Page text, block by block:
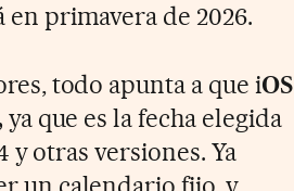
primavera de 2026.
todo apunta a que iOS
ya que es la fecha elegida
y otras versiones. Ya